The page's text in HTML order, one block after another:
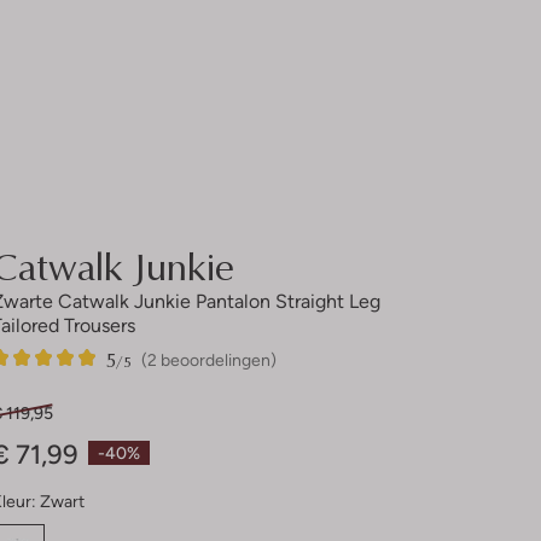
Junkie
Catwalk Junkie Pantalon Straight Leg
Trousers
(2 beoordelingen)
5/5
-40%
119,95
71,99
Zwart